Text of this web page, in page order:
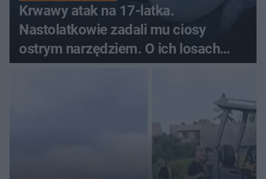
Krwawy atak na 17-latka.
Nastolatkowie zadali mu ciosy
ostrym narzędziem. O ich losach
zdecyduje sąd rodzinny